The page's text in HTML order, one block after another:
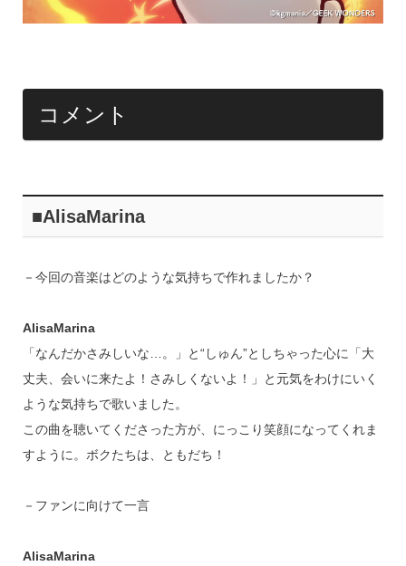
コメント
■AlisaMarina
－今回の音楽はどのような気持ちで作れましたか？
AlisaMarina
「なんだかさみしいな…。」と“しゅん”としちゃった心に「大
丈夫、会いに来たよ！さみしくないよ！」と元気をわけにいく
ような気持ちで歌いました。
この曲を聴いてくださった方が、にっこり笑顔になってくれま
すように。ボクたちは、ともだち！
－ファンに向けて一言
AlisaMarina